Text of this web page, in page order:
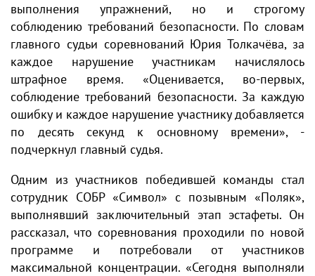
выполнения упражнений, но и строгому
соблюдению требований безопасности. По словам
главного судьи соревнований Юрия Толкачёва, за
каждое нарушение участникам начислялось
штрафное время. «Оценивается, во-первых,
соблюдение требований безопасности. За каждую
ошибку и каждое нарушение участнику добавляется
по десять секунд к основному времени», -
подчеркнул главный судья.
Одним из участников победившей команды стал
сотрудник СОБР «Символ» с позывным «Поляк»,
выполнявший заключительный этап эстафеты. Он
рассказал, что соревнования проходили по новой
программе и потребовали от участников
максимальной концентрации. «Сегодня выполняли